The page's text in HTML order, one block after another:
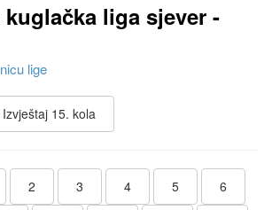
kuglačka liga sjever -
lige
Izvještaj 15. kola
2 3 4 5 6